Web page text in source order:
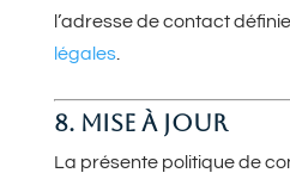
l’adresse de contact
légales.
8. MISE À JOUR
La présente politique de